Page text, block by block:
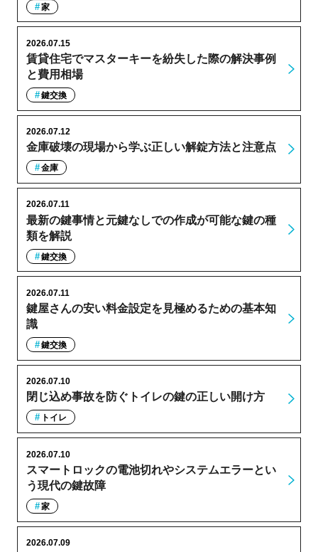
家
賃貸住宅でマスターキーを紛失した際の解決事例
と費用相場
2026.07.15
鍵交換
金庫破壊の現場から学ぶ正しい解錠方法と注意点
2026.07.12
金庫
最新の鍵事情と元鍵なしでの作成が可能な鍵の種
類を解説
2026.07.11
鍵交換
鍵屋さんの安い料金設定を見極めるための基本知
識
2026.07.11
鍵交換
閉じ込め事故を防ぐトイレの鍵の正しい開け方
2026.07.10
トイレ
スマートロックの電池切れやシステムエラーとい
う現代の鍵故障
2026.07.10
家
2026.07.09